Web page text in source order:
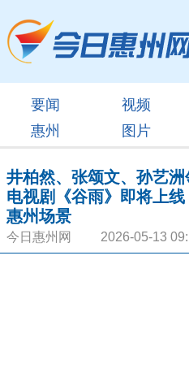
要闻 视频
惠州
图片
井柏然、张颂文、孙艺洲
电视剧《谷雨》即将上
惠州场景
今日惠州网 2026-05-13